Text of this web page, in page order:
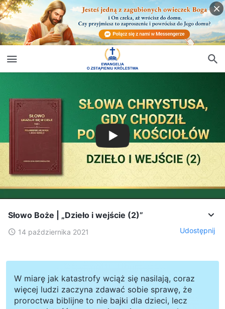
Słowo Boże | „Dzieło i wejście (2)”
14 października 2021 Udostępnij
W miarę jak katastrofy wciąż się nasilają, coraz
więcej ludzi zaczyna zdawać sobie sprawę, że
proroctwa biblijne to nie bajki dla dzieci, lecz